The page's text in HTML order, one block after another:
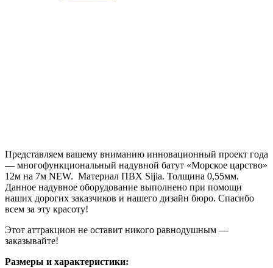
Представляем вашему вниманию инновационный проект года
— многофункциональный надувной батут «Морское царство»
12м на 7м NEW. Материал ПВХ Sijia. Толщина 0,55мм.
Данное надувное оборудование выполнено при помощи
наших дорогих заказчиков и нашего дизайн бюро. Спасибо
всем за эту красоту!
Этот аттракцион не оставит никого равнодушным —
заказывайте!
Размеры и характеристики: